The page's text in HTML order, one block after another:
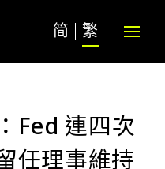
简 繁
Fed 連四次
任理事維持